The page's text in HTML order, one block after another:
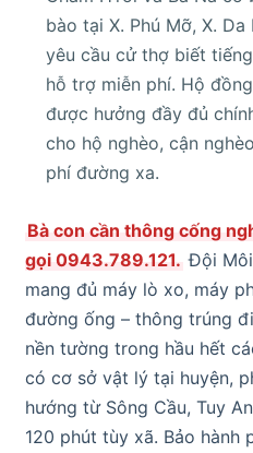
bào tại X. Phú Mỡ, X.
yêu cầu cử thợ biết
hỗ trợ miễn phí. Hộ
được hưởng đầy đủ
cho hộ nghèo, cận
phí đường xa.
Bà con cần thông cống
gọi 0943.789.121. Đội Môi
mang đủ máy lò xo, máy
đường ống – thông trúng
nền tường trong hầu hết
có cơ sở vật lý tại huyện,
hướng từ Sông Cầu, Tuy
120 phút tùy xã. Bảo hành